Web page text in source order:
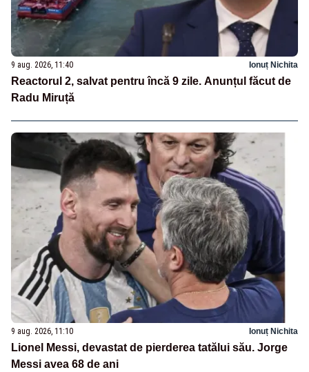
9 aug. 2026, 11:40 Ionuț Nichita
Reactorul 2, salvat pentru încă 9 zile. Anunțul făcut de
Radu Miruță
9 aug. 2026, 11:10 Ionuț Nichita
Lionel Messi, devastat de pierderea tatălui său. Jorge
Messi avea 68 de ani